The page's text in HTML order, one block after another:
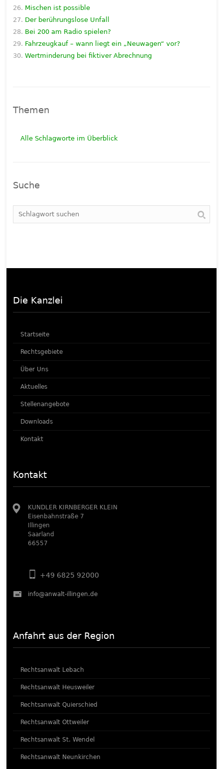
Mischen ist possible
Der berührungslose Unfall
Bei 200 am Radio spielen?
Fahrzeugkauf – wann liegt ein „Neuwagen“ vor?
Wertminderung bei fiktiver Abrechnung
Themen
Alle Schlagworte im Überblick
Suche
Die Kanzlei
Startseite
Rechtsgebiete
Über Uns
Aktuelles
Stellenangebote
Downloads
Kontakt
Kontakt
KUNDLER KIRNBERGER KLEIN
Eisenbahnstraße 7
Illingen
Saarland
66557
+49 6825 92000
info@anwalt-illingen.de
Anfahrt aus der Region
Rechtsanwalt Lebach
Rechtsanwalt Heusweiler
Rechtsanwalt Quierschied
Rechtsanwalt Ottweiler
Rechtsanwalt St. Wendel
Rechtsanwalt Neunkirchen